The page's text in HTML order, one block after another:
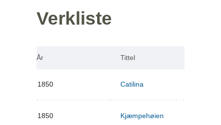
Verkliste
År Tittel
1850 Catilina
1850 Kjæmpehøien